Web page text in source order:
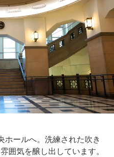
ホールへ。洗練された吹き
囲気を醸し出しています。